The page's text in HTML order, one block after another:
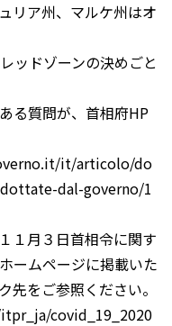
リア州、マルケ州はオ
ッドゾーンの決めごと
る質問が、首相府HP
it/articolo/do
dal-governo/1
１月３日首相令に関す
ームページに掲載いた
先をご参照ください。
covid_19_2020